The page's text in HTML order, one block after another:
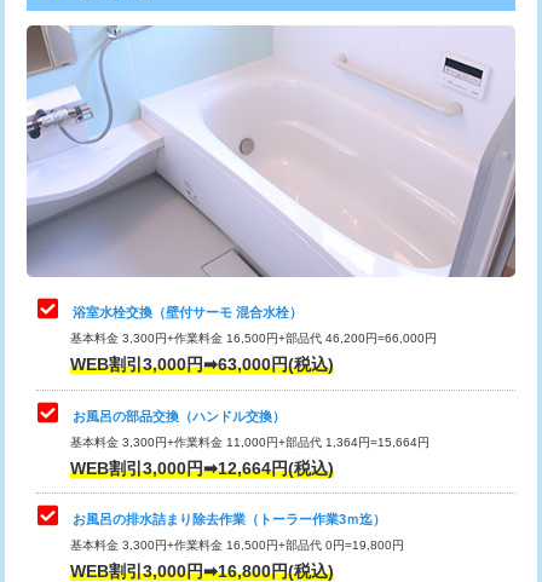
追加トーラー機使用/3m超え
カメラ調査 33,000円
桝清掃 8,800円
止水・漏水調査・防水処理・清掃・修
理・調整・分解・加工など（軽作業）
止水・漏水調査・防水処理・清掃・修
理・調整・分解・加工など（中作業）
22,000円
止水・漏水調査・防水処理・清掃・修
理・調整・分解・加工など（重作業）
33,000円
トイレタンク脱着
トイレ便器脱着
タンクレストイレ脱着 33,000円
小便器トイレ脱着
浴室水栓交換（壁付サーモ 混合水栓）
基本料金 3,300円+作業料金 16,500円+部品代 46,200円=66,000円
WEB割引3,000円➡63,000円(税込)
お風呂の部品交換（ハンドル交換）
基本料金 3,300円+作業料金 11,000円+部品代 1,364円=15,664円
WEB割引3,000円➡12,664円(税込)
お風呂の排水詰まり除去作業（トーラー作業3ｍ迄）
基本料金 3,300円+作業料金 16,500円+部品代 0円=19,800円
WEB割引3,000円➡16,800円(税込)